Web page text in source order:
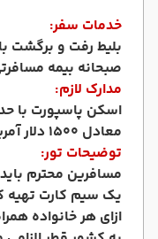
خدمات سفر:
بلیط رفت و برگشت
صبحانه بیمه
مدارک لازم:
اسکن پاسپورت با حداقل 7 ماه
معادل ١٥٠٠ دلار آمريكا ( به ازاي هر خانواده )
توضیحات تور:
مسافرین محترم
یک سیم کارت تهیه